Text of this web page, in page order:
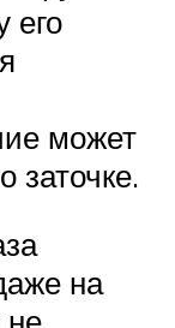
его
может
заточке.
на